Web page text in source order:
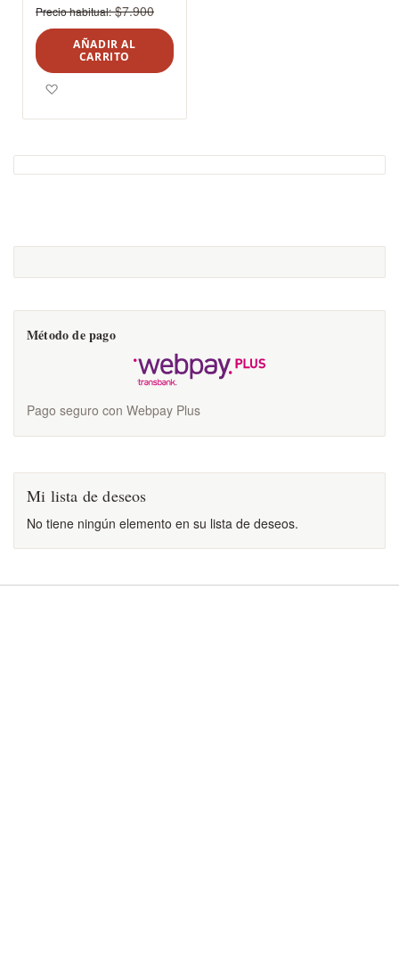
Precio habitual $7.900
AÑADIR AL
CARRITO
Método de pago
Pago seguro con Webpay Plus
Mi lista de deseos
No tiene ningún elemento en su lista de deseos.